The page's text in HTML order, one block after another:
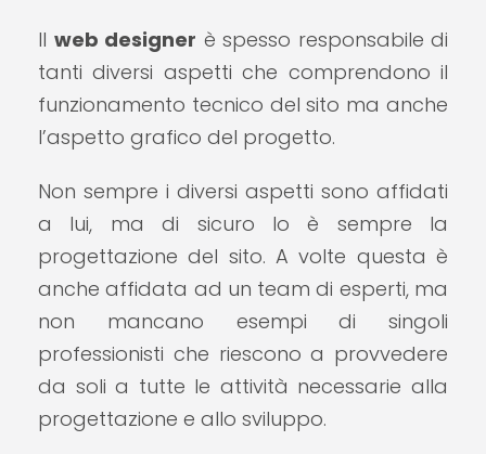
Il web designer è spesso responsabile di
tanti diversi aspetti che comprendono il
funzionamento tecnico del sito ma anche
l’aspetto grafico del progetto.
Non sempre i diversi aspetti sono affidati
a lui, ma di sicuro lo è sempre la
progettazione del sito. A volte questa è
anche affidata ad un team di esperti, ma
non mancano esempi di singoli
professionisti che riescono a provvedere
da soli a tutte le attività necessarie alla
progettazione e allo sviluppo.